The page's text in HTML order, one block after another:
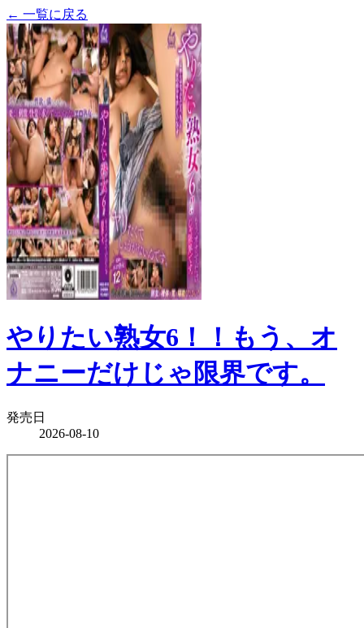
← 一覧に戻る
やりたい熟女6！！もう、オ
ナニーだけじゃ限界です。
発売日
2026-08-10